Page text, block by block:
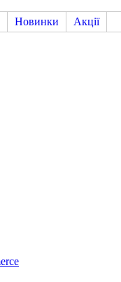
Новинки Акції